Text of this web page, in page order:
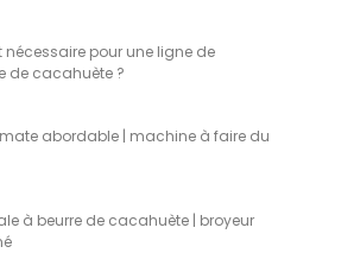
nécessaire pour une ligne de
de cacahuète ?
abordable | machine à faire du
à beurre de cacahuète | broyeur